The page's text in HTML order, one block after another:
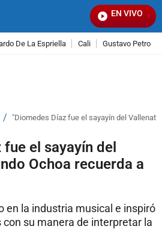
EN VIVO
De La Espriella Cali Gustavo Petro
/ "Diomedes Díaz fue el sayayín del
el sayayín del
Ochoa recuerda a
en la industria musical e inspiró
su manera de interpretar la